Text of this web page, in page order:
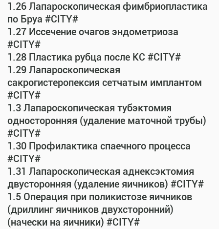
1.26 Лапароскопическая фимбриопластика
по Бруа #CITY#
1.27 Иссечение очагов эндометриоза
#CITY#
1.28 Пластика рубца после КС #CITY#
1.29 Лапароскопическая
сакрогистеропексия сетчатым имплантом
#CITY#
1.3 Лапароскопическая тубэктомия
односторонняя (удаление маточной трубы)
#CITY#
1.30 Профилактика спаечного процесса
#CITY#
1.31 Лапароскопическая аднексэктомия
двусторонняя (удаление яичников) #CITY#
1.5 Операция при поликистозе яичников
(дриллинг яичников двухсторонний)
(начески на яичники) #CITY#